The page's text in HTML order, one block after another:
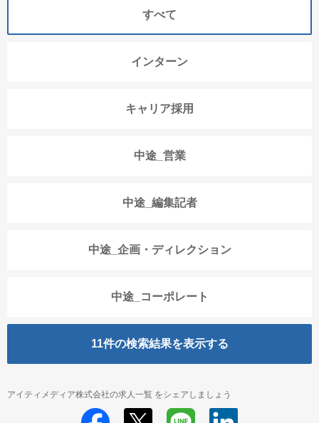
すべて
インターン
キャリア採用
中途_営業
中途_編集記者
中途_企画・ディレクション
中途_コーポレート
11件の検索結果を表示する
アイティメディア株式会社の求人一覧 をシェアしましょう